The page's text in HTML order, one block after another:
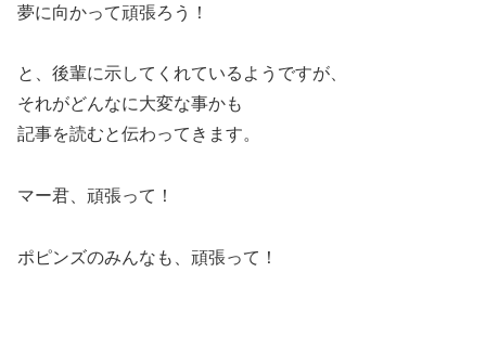
夢に向かって頑張ろう！
と、後輩に示してくれているようですが、
それがどんなに大変な事かも
記事を読むと伝わってきます。
マー君、頑張って！
ポピンズのみんなも、頑張って！